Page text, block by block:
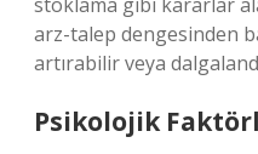
arz-talep dengesinden
artırabilir veya
Psikolojik